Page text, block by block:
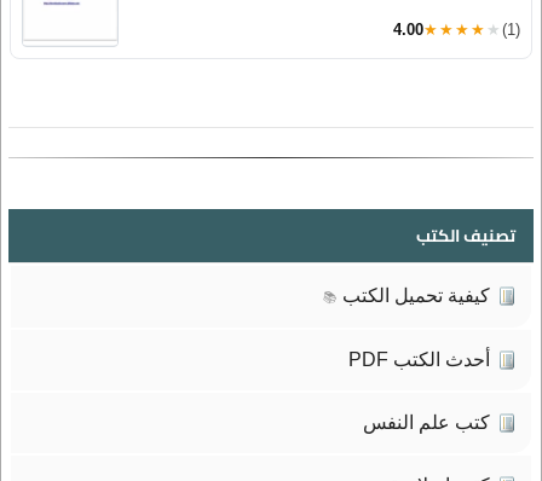
4.00★★★★★ (1)
تصنيف الكتب
كيفية تحميل الكتب 📚
أحدث الكتب PDF
كتب علم النفس